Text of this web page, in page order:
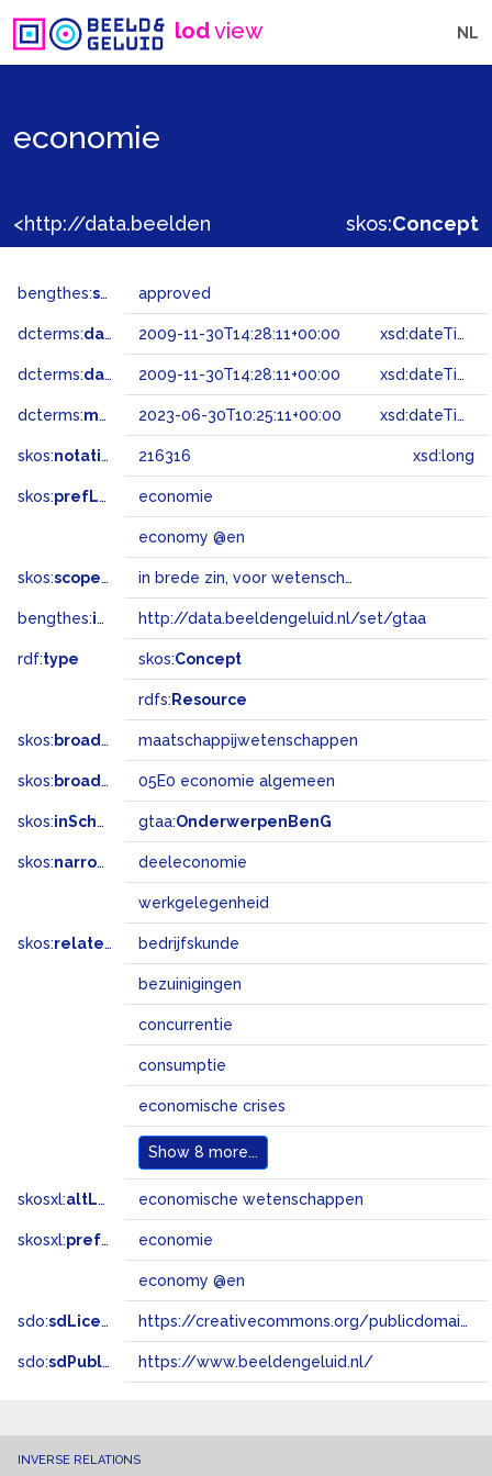
lodview NL
economie
skos:Concept
bengthes:status approved
dcterms:dateAccepted 2009-11-30T14:28:11+00:00 xsd:dateTime
dcterms:dateSubmitted 2009-11-30T14:28:11+00:00 xsd:dateTime
dcterms:modified 2023-06-30T10:25:11+00:00 xsd:dateTime
skos:notation 216316 xsd:long
skos:prefLabel economie
economy @en
skos:scopeNote in brede zin, voor wetenschap èn voor economisch systeem
bengthes:inSet http://data.beeldengeluid.nl/set/gtaa
rdf:type skos:Concept
rdfs: Resource
skos: broader maatschappijwetenschappen
skos: broadMatch 05E0 economie algemeen
skos:inScheme gtaa:OnderwerpenBenG
skos:narrower deeleconomie
werkgelegenheid
skos:related bedrijfskunde
bezuinigingen
concurrentie
consumptie
economische crises
Show 8 more...
skosxl:altLabel economische wetenschappen
skosxl:prefLabel economie
economy @en
sdo:sdLicense https://creativecommons.org/publicdomain/zero/1.0/
sdo:sdPublisher https://www.beeldengeluid.nl/
INVERSE RELATIONS